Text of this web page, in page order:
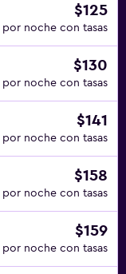
$125
por noche con tasas
$130
por noche con tasas
$141
por noche con tasas
$158
por noche con tasas
$159
por noche con tasas